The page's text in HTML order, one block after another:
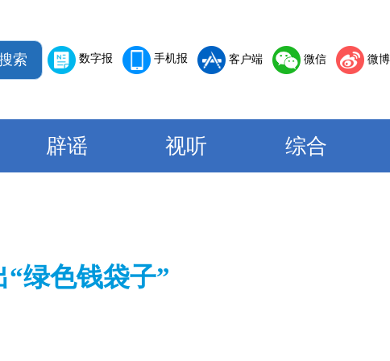
索 数字报 手机报 客户端 微信 微博
辟谣 视听 综合
绿色钱袋子”